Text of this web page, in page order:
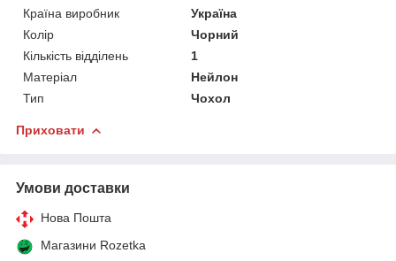
Країна виробник
Україна
Колір
Чорний
Кількість відділень
1
Матеріал
Нейлон
Тип
Чохол
Приховати
Умови доставки
Нова Пошта
Магазини Rozetka